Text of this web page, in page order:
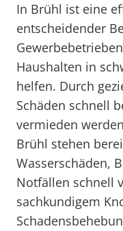
In Brühl ist eine
entscheidender
Haushalten in
helfen. Durch
Schäden schnell
vermieden
Brühl stehen
Wasserschäden,
Notfällen schnell
sachkundigem